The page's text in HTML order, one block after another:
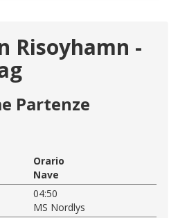
Risoyhamn -
Partenze
Orario
Nave
04:50
MS Nordlys